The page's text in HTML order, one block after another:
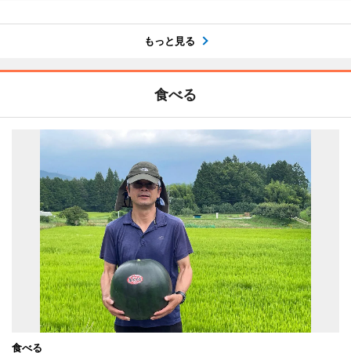
もっと見る
食べる
食べる